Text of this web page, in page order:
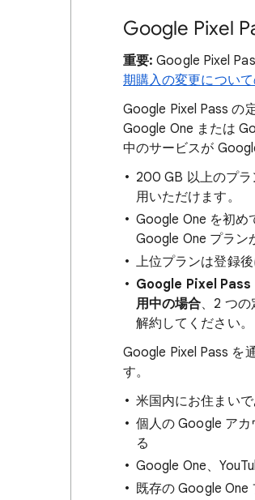
Google Pixel
重要:Google Pixel
期購入の変更につい
Google Pixel Pass の
Google One または
中のサービスが
200 GB 以上のプラ
用いただけます。
Google One を初め
Google One プラン
上位プランは登録後
Google Pixel Pass
用中の場合、2 つ
解約してください。
Google Pixel Pass を
す。
米国内にお住まいで
個人の Google ア
る
Google One、
既存の Google One